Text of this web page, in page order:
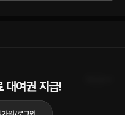
다는 것과는 느낌이 달랐다. 이건,
대여권 지급!
전)